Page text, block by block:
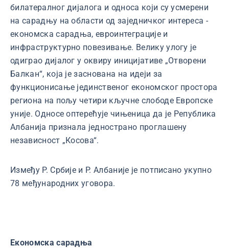
билатералног дијалога и односа који су усмерени
на сарадњу на области од заједничког интереса -
економска сарадња, евроинтеграције и
инфраструктурно повезивање. Велику улогу је
одиграо дијалог у оквиру иницијативе „Отворени
Балкан“, која је заснована на идеји за
функционисање јединственог економског простора
региона на пољу четири кључне слободе Европске
уније. Односе оптерећује чињеница да је Република
Албанија признала једнострано проглашену
независност „Косова“.
Између Р. Србије и Р. Албаније је потписано укупно
78 међународних уговора.
Економска сарадња